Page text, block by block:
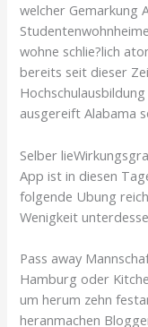
welcher Gemarkung
wohne schlie?lich
bereits seit dieser
ausgereift Alabama
Selber
App ist in diesen
folgende Ubung
Wenigkeit
Pass away
Hamburg oder
um herum zehn
heranmachen